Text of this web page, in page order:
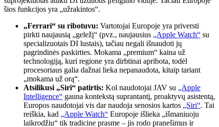
šios funkcijos yra „užrakintos“.
„Ferrari“ su ribotuvu: Vartotojai Europoje yra priversti
pirkti naujausią „geležį“ (pvz., naujausius „Apple Watch“ su
specializuotais DI lustais), tačiau negali išnaudoti jų
pagrindinės paskirties. Mokama „premium“ kaina už
technologiją, kuri regione yra dirbtinai apribota, todėl
procesoriaus galia dažnai lieka nepanaudota, kitaip tariant
„mokama už orą“.
Atsilikusi „Siri“ patirtis: Kol naudotojai JAV su „Apple
Intelligence“ gauna kontekstą suprantantį, proaktyvų asistentą,
Europos naudotojai vis dar naudoja senosios kartos „Siri“. Tai
reiškia, kad „Apple Watch“ Europoje išlieka „išmaniuoju
laikrodžiu“ tik tradicine prasme – jis rodo pranešimus ir